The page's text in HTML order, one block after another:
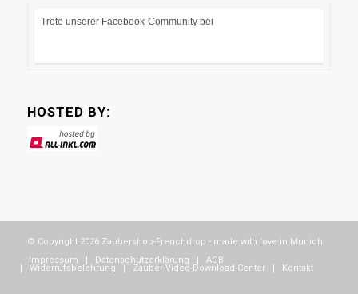
Trete unserer Facebook-Community bei
HOSTED BY:
© Copyright 2026 Zaubershop-Frenchdrop - made with love in Munich
Impressum
Datenschutzerklärung AGB
Widerrufsbelehrung Zauber-Video-Download-Center Kontakt